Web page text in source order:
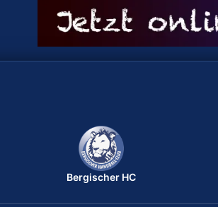
Bergischer HC
TuS Lintfort